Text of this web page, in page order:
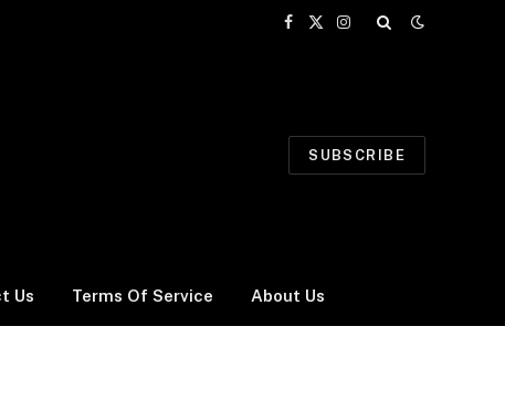
Facebook
X
Instagram
SUBSCRIBE
Us Terms Of Service About Us